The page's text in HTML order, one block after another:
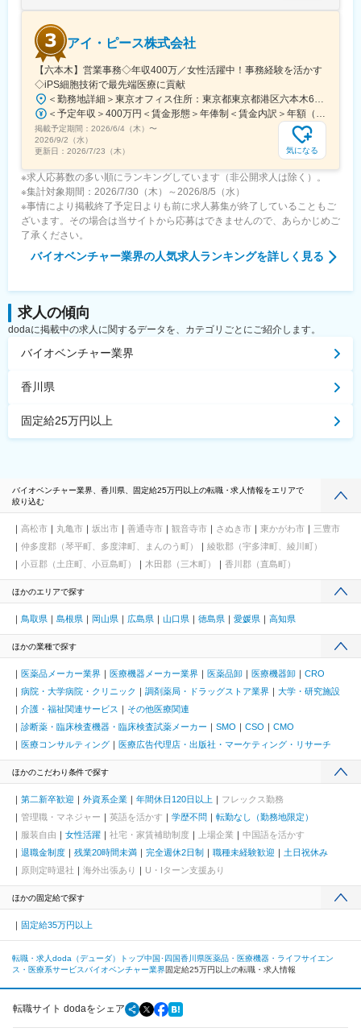
アイ・ピース株式会社
【六本木】営業事務◇年収400万／女性活躍中！事務経験を活かす
◇iPS細胞技術で最先端医療に貢献
掲載予定期間： 2026/6/4（木） 〜
2026/9/2（水）
更新日： 2026/7/23（木） 気になる
※求人応募数の多い順にランキングしています（非公開求人は除く）。
※集計対象期間：2026/7/30（木）～2026/8/5（水）
※事情により掲載終了予定日よりも前に求人募集が終了していることもご
ざいます。その場合は当サイトから応募はできませんので、あらかじめご
了承ください。
バイオベンチャー業界の人気求人ランキングを詳しく見る
求人の傾向
dodaに掲載中の求人に関するデータを、カテゴリごとにご紹介します。
バイオベンチャー業界
香川県
固定給25万円以上
バイオベンチャー業界、香川県、固定給25万円以上の転職・求人情報をエリアで
絞り込む
高松市 丸亀市 坂出市 善通寺市 観音寺市 さぬき市 東かがわ市
三豊市
仲多度郡（琴平町、多度津町、まんのう町）
綾歌郡（宇多津町、綾川町）
小豆郡（土庄町、小豆島町）
木田郡（三木町） 香川郡（直島町）
ほかのエリアで探す
鳥取県 島根県 岡山県 広島県 山口県 徳島県 愛媛県 高知県
ほかの業種で探す
医薬品メーカー業界 医療機器メーカー業界 医薬品卸 医療機器卸
CRO
病院・大学病院・クリニック
調剤薬局・ドラッグストア業界
大学・研究施設
介護・福祉関連サービス
その他医療関連
診断薬・臨床検査機器・臨床検査試薬メーカー
SMO CSO
CMO
医療コンサルティング
医療広告代理店・出版社・マーケティング・リサーチ
ほかのこだわり条件で探す
第二新卒歓迎 外資系企業 年間休日120日以上
フレックス勤務
管理職・マネジャー
英語を活かす 学歴不問
転勤なし（勤務地限定）
服装自由
女性活躍 社宅・家賃補助制度 上場企業
中国語を活かす
退職金制度
残業20時間未満 完全週休2日制 職種未経験歓迎
土日祝休み
原則定時退社
海外出張あり U・Iターン支援あり
ほかの固定給で探す
固定給35万円以上
転職・求人doda（デューダ）トップ中国･四国香川県医薬品・医療機器・ライフサイエン
ス・医療系サービス バイオベンチャー業界固定給25万円以上の転職・求人情報
転職サイト dodaをシェア